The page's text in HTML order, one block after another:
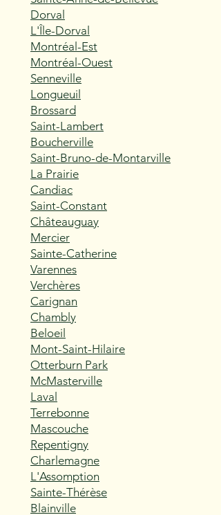
Dorval
L'Île-Dorval
Montréal-Est
Montréal-Ouest
Senneville
Longueuil
Brossard
Saint-Lambert
Boucherville
Saint-Bruno-de-Montarville
La Prairie
Candiac
Saint-Constant
Châteauguay
Mercier
Sainte-Catherine
Varennes
Verchères
Carignan
Chambly
Beloeil
Mont-Saint-Hilaire
Otterburn Park
McMasterville
Laval
Terrebonne
Mascouche
Repentigny
Charlemagne
L'Assomption
Sainte-Thérèse
Blainville